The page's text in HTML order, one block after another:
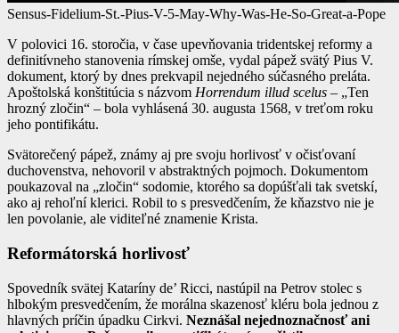
Sensus-Fidelium-St.-Pius-V-5-May-Why-Was-He-So-Great-a-Pope
V polovici 16. storočia, v čase upevňovania tridentskej reformy a
definitívneho stanovenia rímskej omše, vydal pápež svätý Pius V.
dokument, ktorý by dnes prekvapil nejedného súčasného preláta.
Apoštolská konštitúcia s názvom Horrendum illud scelus – „Ten
hrozný zločin“ – bola vyhlásená 30. augusta 1568, v treťom roku
jeho pontifikátu.
Svätorečený pápež, známy aj pre svoju horlivosť v očisťovaní
duchovenstva, nehovoril v abstraktných pojmoch. Dokumentom
poukazoval na „zločin“ sodomie, ktorého sa dopúšťali tak svetskí,
ako aj rehoľní klerici. Robil to s presvedčením, že kňazstvo nie je
len povolanie, ale viditeľné znamenie Krista.
Reformátorská horlivosť
Spovedník svätej Kataríny de’ Ricci, nastúpil na Petrov stolec s
hlbokým presvedčením, že morálna skazenosť kléru bola jednou z
hlavných príčin úpadku Cirkvi. Neznášal nejednoznačnosť ani